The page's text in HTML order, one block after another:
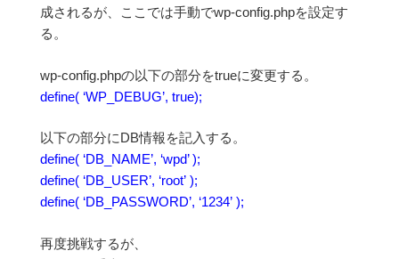
成されるが、ここでは手動でwp-config.phpを設定す
る。
wp-config.phpの以下の部分をtrueに変更する。
define( ‘WP_DEBUG’, true);
以下の部分にDB情報を記入する。
define( ‘DB_NAME’, ‘wpd’ );
define( ‘DB_USER’, ‘root’ );
define( ‘DB_PASSWORD’, ‘1234’ );
再度挑戦するが、